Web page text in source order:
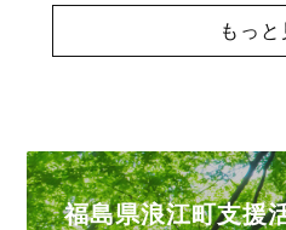
もっと
福島県浪江町支援